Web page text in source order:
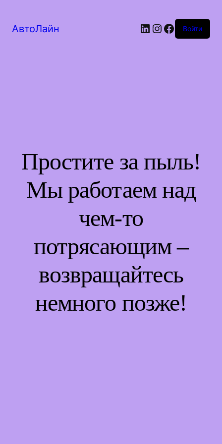
АвтоЛайн LinkedIn
Instagram
Facebook
Войти
Простите за пыль!
Мы работаем над
чем-то
потрясающим –
возвращайтесь
немного позже!